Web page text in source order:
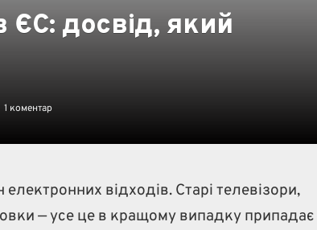
ЄС: досвід, який
1 коментар
відходів. Старі телевізори,
— усе це в кращому випадку припадає